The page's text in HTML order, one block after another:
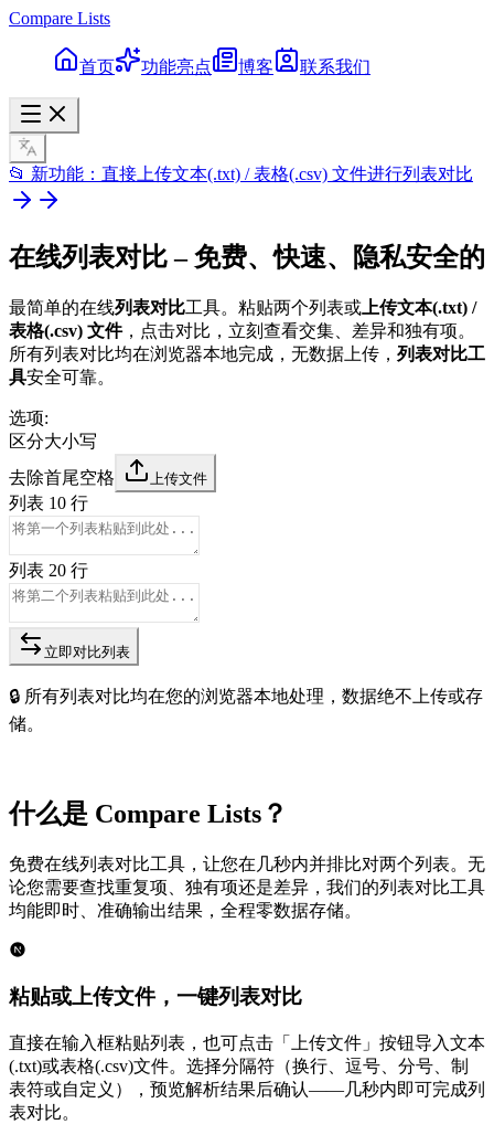
Compare Lists
首页 功能亮点 博客 联系我们
📂 新功能：直接上传文本(.txt) / 表格(.csv) 文件进行列表对比
在线列表对比– 免费、快速、隐私安全的
最简单的在线列表对比工具。粘贴两个列表或 上传文本(.txt) /
表格(.csv) 文件，点击对比，立刻查看交集、差异和独有项。
所有列表对比均在浏览器本地完成，无数据上传， 列表对比工
具安全可靠。
选项:
区分大小写
去除首尾空格
上传文件
列表 10 行
列表 20 行
立即对比列表
🔒 所有列表对比均在您的浏览器本地处理，数据绝不上传或存
储。
什么是 Compare Lists？
免费在线列表对比工具，让您在几秒内并排比对两个列表。无
论您需要查找重复项、独有项还是差异，我们的列表对比工具
均能即时、准确输出结果，全程零数据存储。
粘贴或上传文件，一键列表对比
直接在输入框粘贴列表，也可点击「上传文件」按钮导入文本
(.txt)或表格(.csv)文件。选择分隔符（换行、逗号、分号、制
表符或自定义），预览解析结果后确认——几秒内即可完成列
表对比。